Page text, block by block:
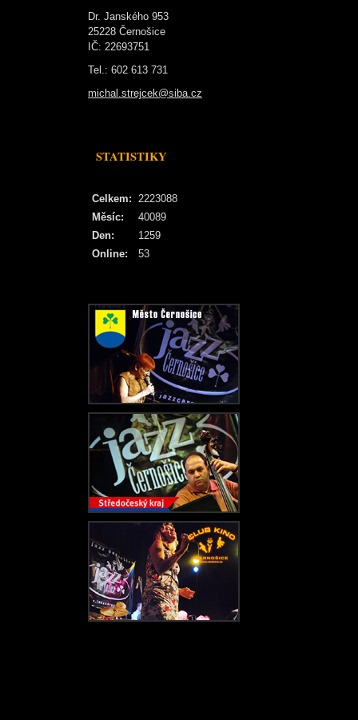
Dr. Janského 953
25228 Černošice
IČ: 22693751
Tel.: 602 613 731
michal.strejcek@siba.cz
STATISTIKY
Online: 53
Celkem: 2223088
Měsíc:
40089
Den:
1259